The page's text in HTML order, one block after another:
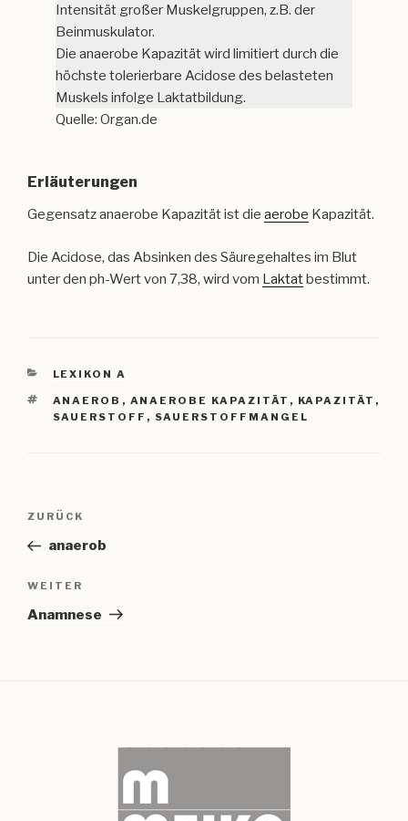
Intensität großer Muskelgruppen, z.B. der
Beinmuskulator.
Die anaerobe Kapazität wird limitiert durch die
höchste tolerierbare Acidose des belasteten
Muskels infolge Laktatbildung.
Quelle: Organ.de
Erläuterungen
Gegensatz anaerobe Kapazität ist die aerobe Kapazität.
Die Acidose, das Absinken des Säuregehaltes im Blut
unter den ph-Wert von 7,38, wird vom Laktatbestimmt.
KATEGORIEN
LEXIKON A
SCHLAGWÖRTER
ANAEROB , ANAEROBE KAPAZITÄT , KAPAZITÄT ,
SAUERSTOFF , SAUERSTOFFMANGEL
Beitragsnavigation
Vorheriger
Beitrag
ZURÜCK
anaerob
Nächster
Beitrag
WEITER
Anamnese